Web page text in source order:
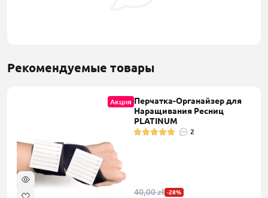
Рекомендуемые товары
Акция Перчатка-Органайзер для
Наращивания Ресниц
PLATINUM
2
40,00 zł -28%